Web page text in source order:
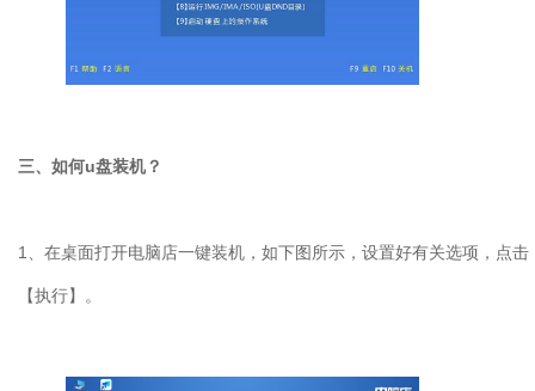
三、如何u盘装机？
1、在桌面打开电脑店一键装机，如下图所示，设置好有关选项，点击
【执行】。